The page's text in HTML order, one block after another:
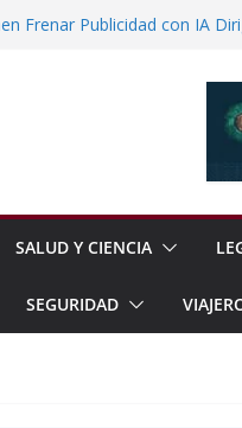
en Texcoco
Gómez Convoca a Reforestar
Conquista Mercado
SALUD Y CIENCIA
SEGURIDAD